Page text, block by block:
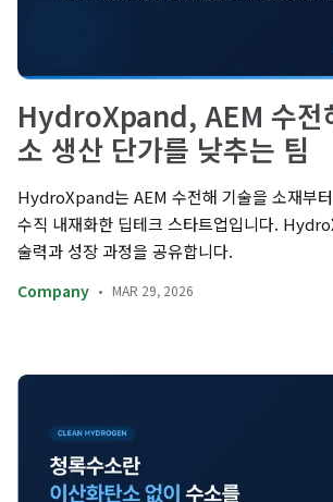
HydroXpand, AEM 수전
소 생산 단가를 낮추는 팀
HydroXpand는 AEM 수전해 기술을 소재부
수직 내재화한 딥테크 스타트업입니다.
술력과 성장 과정을 공유합니다.
Company MAR 29, 2026